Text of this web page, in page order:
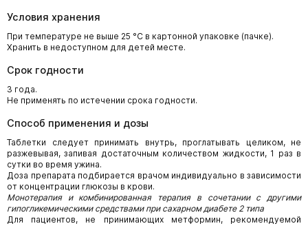
Условия хранения
При температуре не выше 25 °С в картонной упаковке (пачке).
Хранить в недоступном для детей месте.
Срок годности
3 года.
Не применять по истечении срока годности.
Способ применения и дозы
Таблетки следует принимать внутрь, проглатывать целиком, не
разжевывая, запивая достаточным количеством жидкости, 1 раз в
сутки во время ужина.
Доза препарата подбирается врачом индивидуально в зависимости
от концентрации глюкозы в крови.
Монотерапия и комбинированная терапия в сочетании с другими
гипогликемическими средствами при сахарном диабете 2 типа
Для пациентов, не принимающих метформин, рекомендуемой